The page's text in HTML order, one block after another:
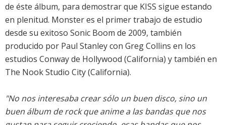
de éste álbum, para demostrar que KISS sigue estando
en plenitud. Monster es el primer trabajo de estudio
desde su exitoso Sonic Boom de 2009, también
producido por Paul Stanley con Greg Collins en los
estudios Conway de Hollywood (California) y también en
The Nook Studio City (California).
"No nos interesaba crear sólo un buen disco, sino un
buen álbum de rock que anime a las bandas que nos